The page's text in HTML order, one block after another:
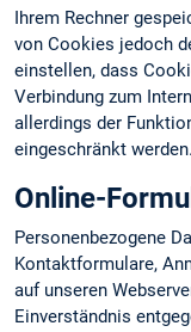
Ihrem Rechner
von Cookies jedoch
einstellen, dass
Verbindung zum
allerdings der
eingeschränkt werden.
Online-
Personenbezogene
Kontaktformulare,
auf unseren
Einverständnis